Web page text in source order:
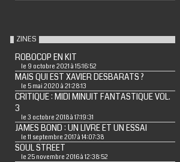
ZINES
ROBOCOP EN KIT
le 9 octobre 2021 à 15:16:52
MAIS QUI EST XAVIER DESBARATS ?
le 5 mai 2020 à 21:28:13
CRITIQUE : MIDI MINUIT FANTASTIQUE VOL.
3
le 3 octobre 2018 à 17:19:31
JAMES BOND : UN LIVRE ET UN ESSAI
le 11 septembre 2017 à 14:07:38
SOUL STREET
le 25 novembre 2016 à 12:38:52